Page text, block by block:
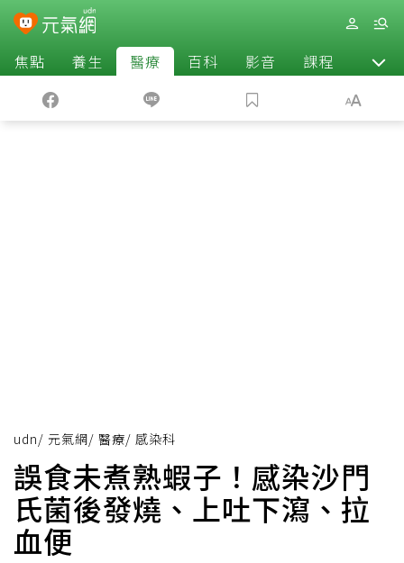
焦點 養生 醫療 百科 影音 課程 退休
udn/ 元氣網/ 醫療/ 感染科
誤食未煮熟蝦子！感染沙門
氏菌後發燒、上吐下瀉、拉
血便